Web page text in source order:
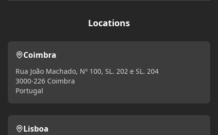
Locations
Coimbra
Rua João Machado, Nº 100, SL. 202 e SL. 204
3000-226 Coimbra
Portugal
Lisboa